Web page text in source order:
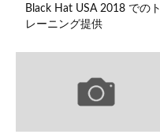
Black Hat USA 2018 でのト
レーニング提供